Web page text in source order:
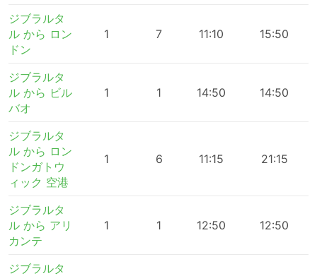
ジブラルタ
ル から ロン
ドン
1 7 11:10 15:50
ジブラルタ
ル から ビル
バオ
1 1 14:50 14:50
ジブラルタ
ル から ロン
ドンガトウ
ィック 空港
1 6 11:15 21:15
ジブラルタ
ル から アリ
カンテ
1 1 12:50 12:50
ジブラルタ